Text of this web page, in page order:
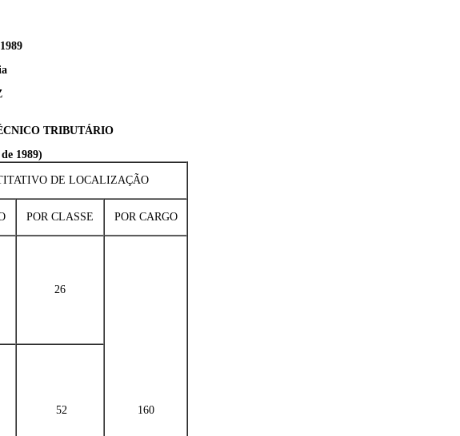
TRIBUTÁRIO
1989)
DE LOCALIZAÇÃO
POR CLASSE POR CARGO
26
160
52